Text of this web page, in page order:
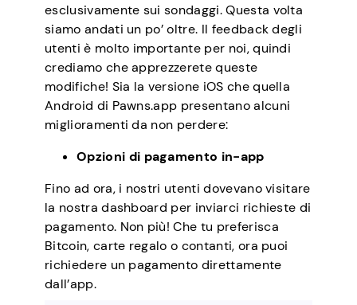
esclusivamente sui sondaggi. Questa volta
siamo andati un po’ oltre. Il feedback degli
utenti è molto importante per noi, quindi
crediamo che apprezzerete queste
modifiche! Sia la versione iOS che quella
Android di Pawns.app presentano alcuni
miglioramenti da non perdere:
Opzioni di pagamento in-app
Fino ad ora, i nostri utenti dovevano visitare
la nostra dashboard per inviarci richieste di
pagamento. Non più! Che tu preferisca
Bitcoin, carte regalo o contanti, ora puoi
richiedere un pagamento direttamente
dall’app.